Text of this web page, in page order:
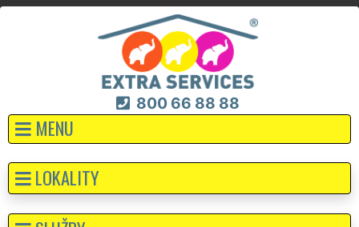
800 66 88 88
MENU
LOKALITY